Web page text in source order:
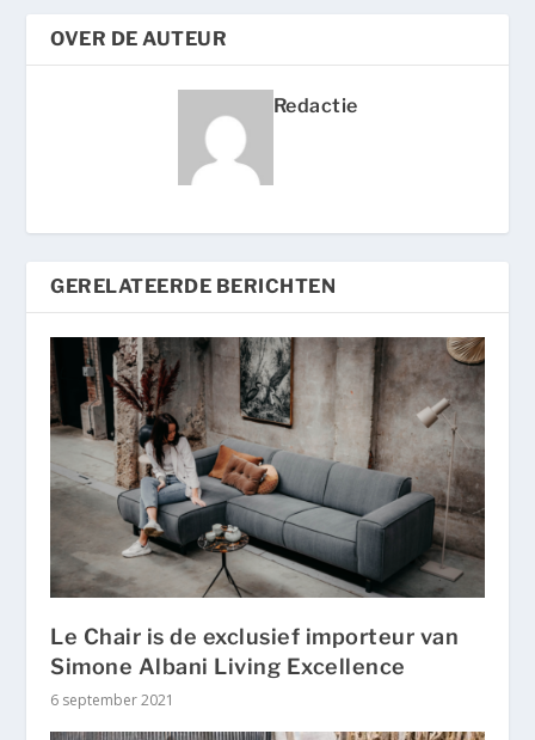
OVER DE AUTEUR
Redactie
GERELATEERDE BERICHTEN
Le Chair is de exclusief importeur van
Simone Albani Living Excellence
6 september 2021